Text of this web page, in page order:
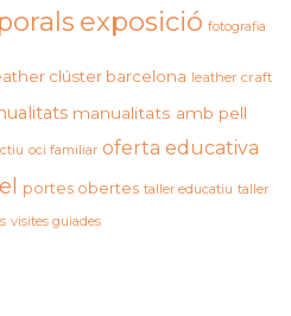
exposició fotografia
clúster barcelona leather craft
manualitats amb pell
oci familiar oferta educativa
portes obertes taller educatiu taller
visites guiades